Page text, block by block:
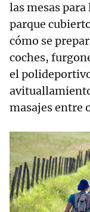
las mesas
parque
cómo se
coches,
el
masajes entre